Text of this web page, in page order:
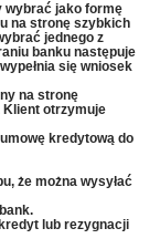
wybrać jako formę
na stronę szybkich
jednego z
banku następuje
się wniosek
na stronę
Klient otrzymuje
kredytową do
że można wysyłać
lub rezygnacji